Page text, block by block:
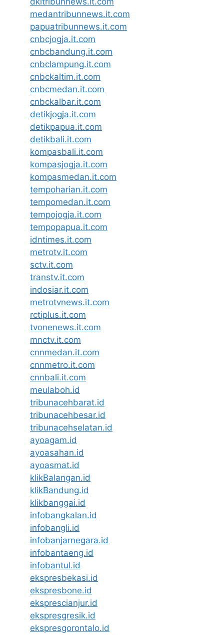
medantribunnews.it.com
papuatribunnews.it.com
cnbcjogja.it.com
cnbcbandung.it.com
cnbclampung.it.com
cnbckaltim.it.com
cnbcmedan.it.com
cnbckalbar.it.com
detikjogja.it.com
detikpapua.it.com
detikbali.it.com
kompasbali.it.com
kompasjogja.it.com
kompasmedan.it.com
tempoharian.it.com
tempomedan.it.com
tempojogja.it.com
tempopapua.it.com
idntimes.it.com
metrotv.it.com
sctv.it.com
transtv.it.com
indosiar.it.com
metrotvnews.it.com
rctiplus.it.com
tvonenews.it.com
mnctv.it.com
cnnmedan.it.com
cnnmetro.it.com
cnnbali.it.com
meulaboh.id
tribunacehbarat.id
tribunacehbesar.id
tribunacehselatan.id
ayoagam.id
ayoasahan.id
ayoasmat.id
klikBalangan.id
klikBandung.id
klikbanggai.id
infobangkalan.id
infobangli.id
infobanjarnegara.id
infobantaeng.id
infobantul.id
ekspresbekasi.id
ekspresbone.id
eksprescianjur.id
ekspresgresik.id
ekspresgorontalo.id